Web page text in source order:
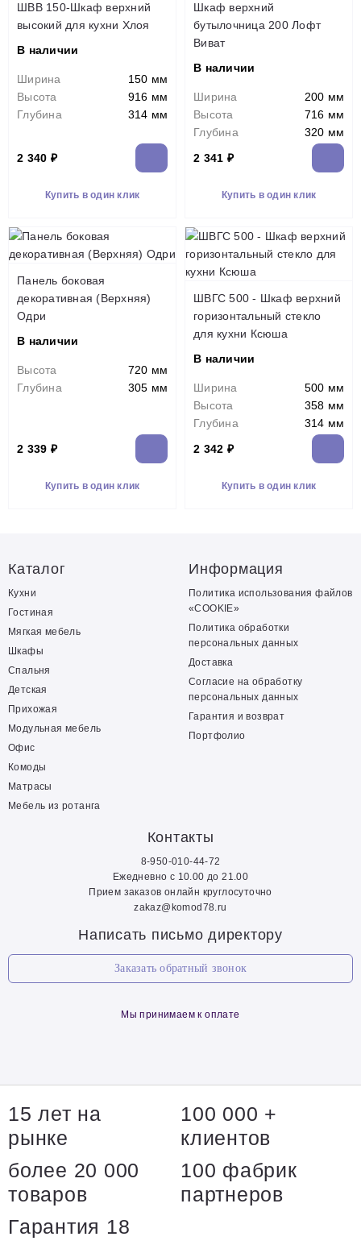
ШВВ 150-Шкаф верхний
высокий для кухни Хлоя
В наличии
Ширина
150 мм
Высота
916 мм
Глубина
314 мм
2 340 ₽
Купить в один клик
Шкаф верхний
бутылочница 200 Лофт
Виват
В наличии
Ширина
200 мм
Высота
716 мм
Глубина
320 мм
2 341 ₽
Купить в один клик
Панель боковая
декоративная (Верхняя)
Одри
В наличии
Высота
720 мм
Глубина
305 мм
2 339 ₽
Купить в один клик
ШВГС 500 - Шкаф верхний
горизонтальный стекло
для кухни Ксюша
В наличии
Ширина
500 мм
Высота
358 мм
Глубина
314 мм
2 342 ₽
Купить в один клик
Каталог
Кухни
Гостиная
Мягкая мебель
Шкафы
Спальня
Детская
Прихожая
Модульная мебель
Офис
Комоды
Матрасы
Мебель из ротанга
Информация
Политика использования файлов
«COOKIE»
Политика обработки
персональных данных
Доставка
Согласие на обработку
персональных данных
Гарантия и возврат
Портфолио
Контакты
8-950-010-44-72
Ежедневно с 10.00 до 21.00
Прием заказов онлайн круглосуточно
zakaz@komod78.ru
Написать письмо директору
Заказать обратный звонок
Мы принимаем к оплате
15 лет на
рынке
100 000 +
клиентов
более 20 000
товаров
100 фабрик
партнеров
Гарантия 18